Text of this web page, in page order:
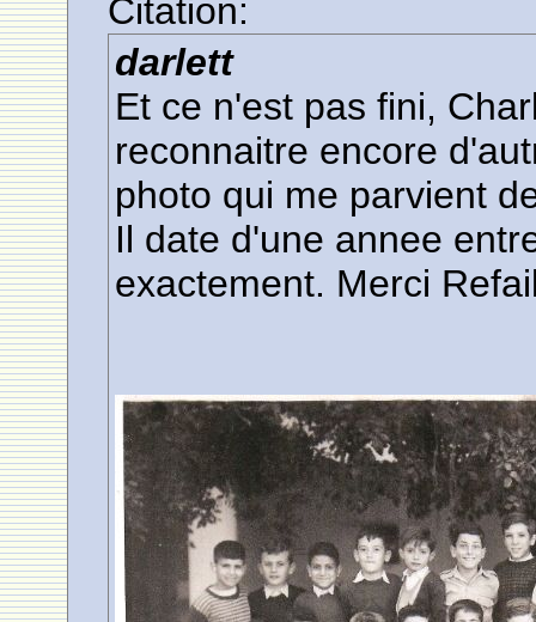
Citation:
darlett
Et ce n'est pas fini,
reconnaitre encore
photo qui me parvient
Il date d'une annee
exactement. Merci